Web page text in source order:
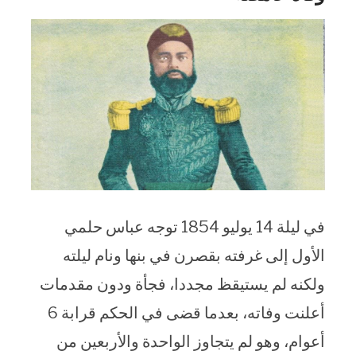
في ليلة 14 يوليو 1854 توجه عباس حلمي
الأول إلى غرفته بقصرن في بنها ونام ليلته
ولكنه لم يستيقظ مجددا، فجأة ودون مقدمات
أعلنت وفاته، بعدما قضى في الحكم قرابة 6
أعوام، وهو لم يتجاوز الواحدة والأربعين من